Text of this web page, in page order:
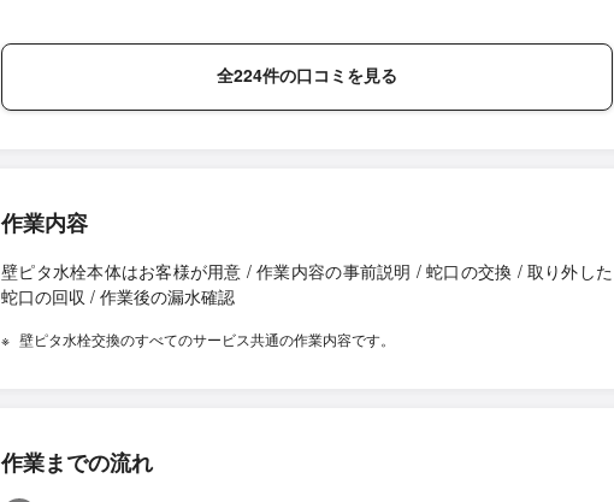
全224件の口コミを見る
作業内容
壁ピタ水栓本体はお客様が用意 / 作業内容の事前説明 / 蛇口の交換 / 取り外した
蛇口の回収 / 作業後の漏水確認
壁ピタ水栓交換のすべてのサービス共通の作業内容です。
作業までの流れ